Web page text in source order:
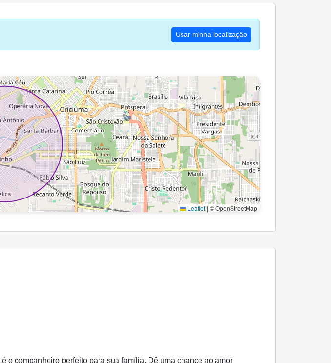
Usar minha localização
Leaflet | © OpenStreetMap
o companheiro perfeito para sua família. Dê uma chance ao amor